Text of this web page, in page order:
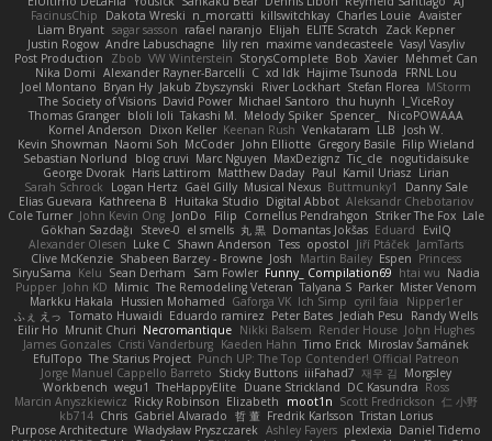
FacinusChip
Dakota Wreski n_morcatti killswitchkay Charles Louie Avaister
Liam Bryant sagar sasson rafael naranjo Elijah ELITE Scratch
Zack Kepner
Justin Rogow Andre Labuschagne lily ren maxime vandecasteele Vasyl Vasyliv
Post Production
Zbob VW Winterstein StorysComplete Bob Xavier Mehmet Can
Nika Domi Alexander Rayner-Barcelli C xd Idk Hajime Tsunoda
FRNL Lou
Joel Montano Bryan Hy Jakub Zbyszynski River Lockhart Stefan Florea MStorm
The Society of Visions David Power Michael Santoro thu huynh I_ViceRoy
Thomas Granger bloli loli Takashi M. Melody Spiker Spencer_
NicoPOWAAA
Kornel Anderson
Dixon Keller Keenan Rush Venkataram LLB
Josh W.
Kevin Showman Naomi Soh McCoder John Elliotte Gregory Basile Filip Wieland
Sebastian Norlund
blog cruvi Marc Nguyen MaxDezignz Tic_cle nogutidaisuke
George Dvorak Haris Lattirom Matthew Daday Paul Kamil Uriasz Lirian
Sarah Schrock
Logan Hertz Gaël Gilly Musical Nexus Buttmunky1
Danny Sale
Elias Guevara Kathreena B Huitaka Studio Digital Abbot Aleksandr Chebotariov
Cole Turner John Kevin Ong JonDo Filip Cornellus Pendrahgon Striker The Fox Lale
Gökhan Sazdağı
Steve-0 el smells 丸 黒 Domantas Jokšas Eduard
EvilQ
Alexander Olesen Luke C Shawn Anderson Tess opostol Jiří Ptáček JamTarts
Clive McKenzie Shabeen Barzey - Browne Josh Martin Bailey Espen Princess
SiryuSama Kelu Sean Derham Sam Fowler Funny_ Compilation69 htai wu Nadia
Pupper John KD Mimic The Remodeling Veteran Talyana S Parker Mister Venom
Markku Hakala
Hussien Mohamed Gaforga VK Ich Simp cyril faia
Nipper1er
ふぇ えっ Tomato Huwaidi Eduardo ramirez Peter Bates Jediah Pesu
Randy Wells
Eilir Ho Mrunit Churi Necromantique Nikki Balsem Render House John Hughes
James Gonzales Cristi Vanderburg Kaeden Hahn Timo Erick Miroslav Šamánek
EfulTopo The Starius Project Punch UP: The Top Contender! Official Patreon
Jorge Manuel Cappello Barreto Sticky Buttons iiiFahad7 재우 김 Morgsley
Workbench wegu1 TheHappyElite Duane Strickland DC Kasundra Ross
Marcin Anyszkiewicz Ricky Robinson Elizabeth moot1n Scott Fredrickson 仁 小野
kb714 Chris Gabriel Alvarado 哲 董 Fredrik Karlsson Tristan Lorius
Purpose Architecture Władysław Pryszczarek Ashley Fayers plexlexia Daniel Tidemo